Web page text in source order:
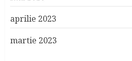
aprilie 2023
martie 2023